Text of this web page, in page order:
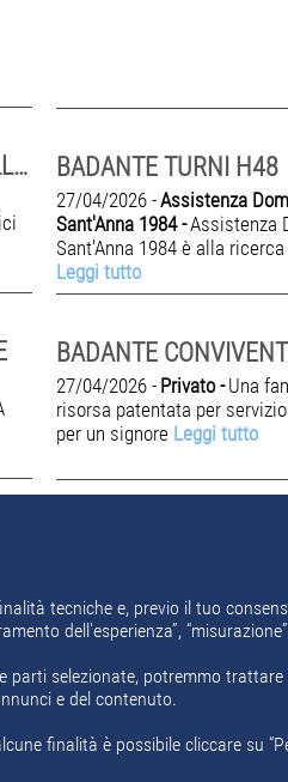
ADDETTI/E AL FAST FOOD - VELLETRI BADANTE TURNI H48
27/04/2026 -Assistenza
Sant'Anna 1984 -Assistenza
Sant'Anna 1984 è alla
Leggi tutto
BADANTE
27/04/2026 - Privato - Una
risorsa patentata per
per un signore Leggi tutto
Aziende Chi Siamo Contatti
tecniche e, previo il tuo
dell'esperienza”,
parti selezionate, potremmo
e del contenuto.
finalità è possibile cliccare su